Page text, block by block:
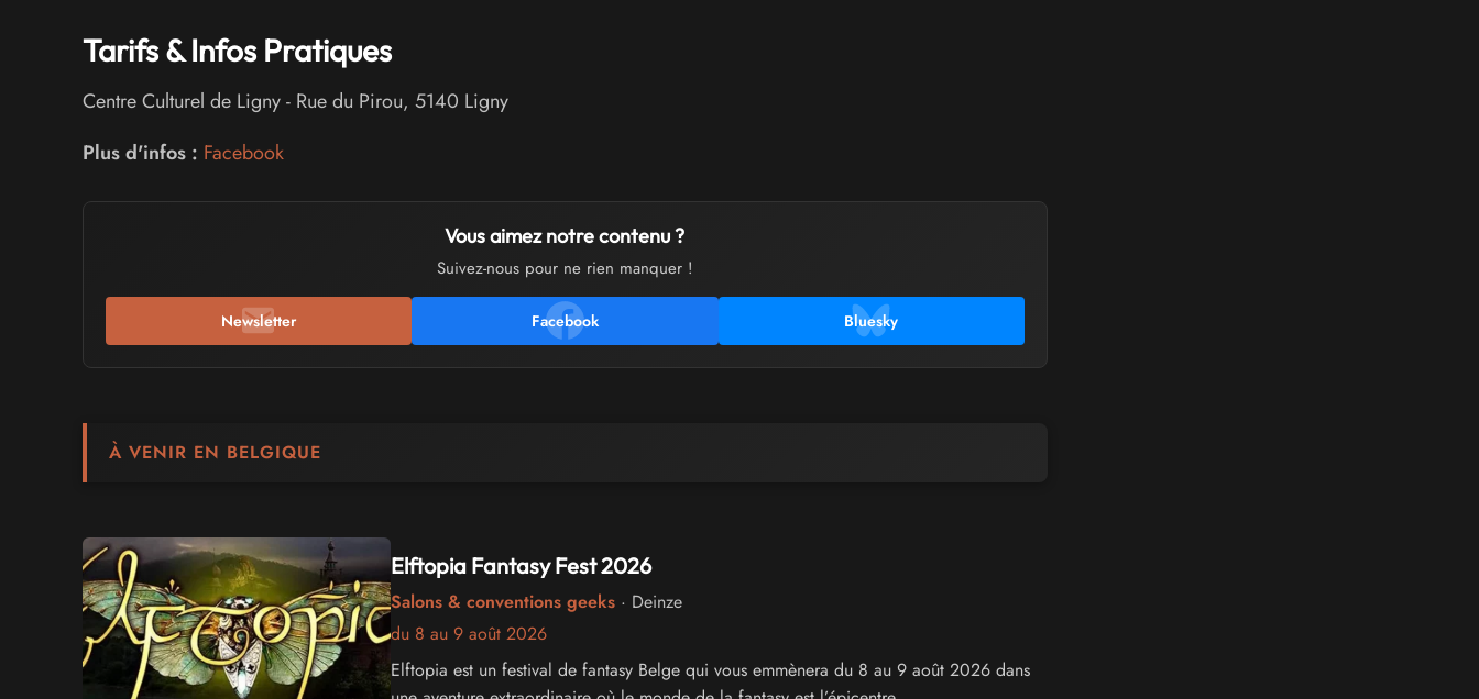
Tarifs & Infos Pratiques
Centre Culturel de Ligny- Rue du Pirou, 5140 Ligny
Plus d'infos : Facebook
Vous aimez notre contenu ?
Suivez-nous pour ne rien manquer !
Newsletter Facebook Bluesky
À VENIR EN BELGIQUE
Elftopia Fantasy Fest 2026
Salons & conventions geeks· Deinze
du 8 au 9 août 2026
Elftopia est un festival de fantasy Belge qui vous emmènera du 8 au 9 août 2026 dans